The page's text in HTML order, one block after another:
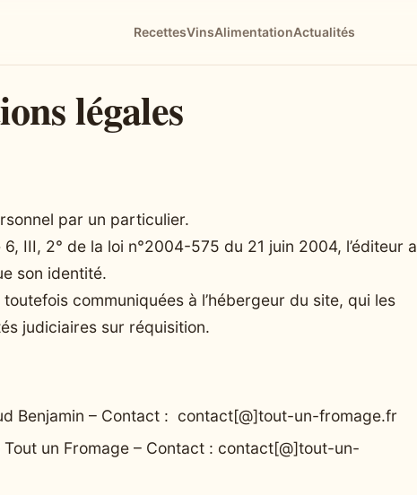
RecettesVinsAlimentationActualités
légales
par un particulier.
III, 2° de la loi n°2004-575 du 21 juin 2004, l’éditeur a
son identité.
communiquées à l’hébergeur du site, qui les
judiciaires sur réquisition.
Benjamin – Contact : contact[@]tout-un-fromage.fr
Tout un Fromage – Contact : contact[@]tout-un-